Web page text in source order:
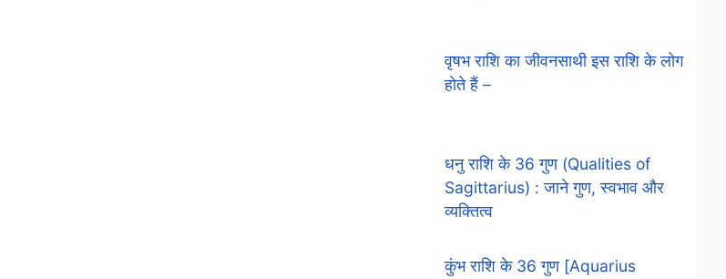
वृषभ राशि का जीवनसाथी इस राशि के लोग
होते हैं –
धनु राशि के 36 गुण (Qualities of
Sagittarius) : जाने गुण, स्वभाव और
व्यक्तित्व
कुंभ राशि के 36 गुण [Aquarius